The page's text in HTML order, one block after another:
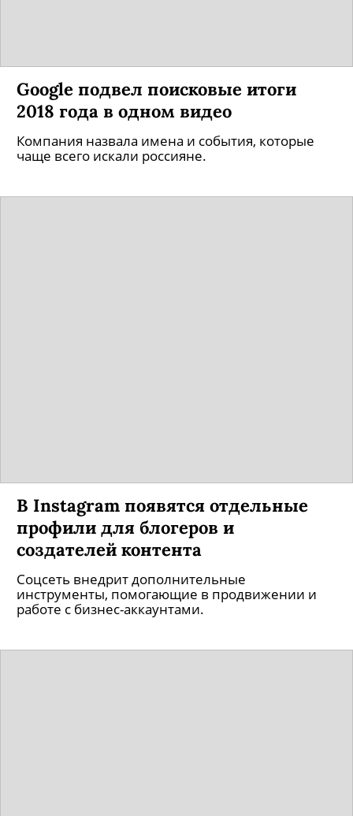
Google подвел поисковые итоги
2018 года в одном видео
Компания назвала имена и события, которые
чаще всего искали россияне.
В Instagram появятся отдельные
профили для блогеров и
создателей контента
Соцсеть внедрит дополнительные
инструменты, помогающие в продвижении и
работе с бизнес-аккаунтами.